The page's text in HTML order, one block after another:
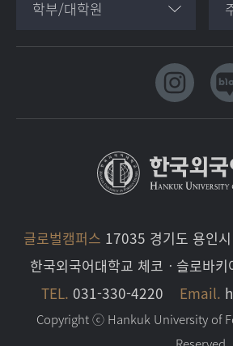
학부/대학원
글로벌캠퍼스 17035 경기도 용인
한국외국어대학교 체코ㆍ슬로바
TEL. 031-330-4220 Email.
Copyright ⓒ Hankuk University of